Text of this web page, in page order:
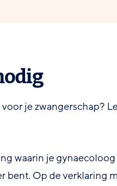
je zwangerschap?
waarin je
bent. Op de verklaring